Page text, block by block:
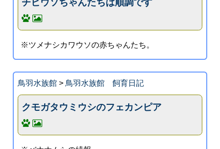
チビウソちゃんたちは順調です
※ツメナシカワウソの赤ちゃんたち。
鳥羽水族館> 鳥羽水族館 飼育日記
クモガタウミウシのフェカンピア